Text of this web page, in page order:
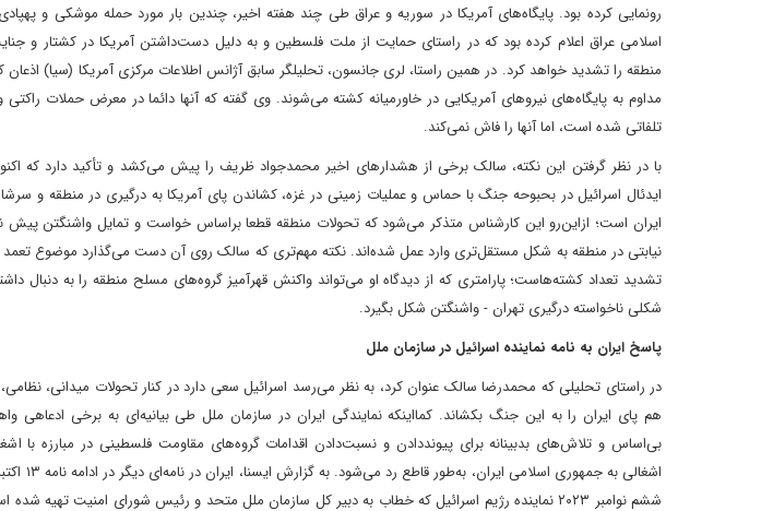
رونمایی کرده بود. پایگاه‌های آمریکا در سوریه و عراق طی چند هفته اخیر، چندین بار مورد حمله موشکی و
اسلامی عراق اعلام کرده بود که در راستای حمایت از ملت فلسطین و به دلیل دست‌داشتن آمریکا در کشتار و
منطقه را تشدید خواهد کرد. در همین راستا، لری جانسون، تحلیلگر سابق آژانس اطلاعات مرکزی آمریکا (سیا)
مداوم به پایگاه‌های نیروهای آمریکایی در خاورمیانه کشته می‌شوند. وی گفته که آنها دائما در معرض حملات
تلفاتی شده‌ است، اما آنها را فاش نمی‌کند.
با در نظر گرفتن این نکته، سالک برخی از هشدارهای اخیر محمدجواد ظریف را پیش می‌کشد و تأکید دارد که
ایدئال اسرائیل در بحبوحه جنگ با حماس و عملیات زمینی در غزه، کشاندن پای آمریکا به درگیری در منطقه و
ایران است؛ ازاین‌رو این کارشناس متذکر می‌شود که تحولات منطقه قطعا براساس خواست و تمایل واشنگتن
نیابتی در منطقه به شکل مستقل‌تری وارد عمل شده‌اند. نکته مهم‌تری که سالک روی آن دست می‌گذارد موضوع تعمد
تشدید تعداد کشته‌هاست؛ پارامتری که از دیدگاه او می‌تواند واکنش قهرآمیز گروه‌های مسلح منطقه را به دنبال
شکلی ناخواسته درگیری تهران - واشنگتن شکل بگیرد.
پاسخ ایران به نامه نماینده اسرائیل در سازمان ملل
در راستای تحلیلی که محمدرضا سالک عنوان کرد، به نظر می‌رسد اسرائیل سعی دارد در کنار تحولات میدانی،
هم پای ایران را به این جنگ بکشاند. کمااینکه نمایندگی ایران در سازمان ملل طی بیانیه‌ای به برخی ادعاهی
بی‌اساس و تلاش‌های بدبینانه برای پیونددادن و نسبت‌دادن اقدامات گروه‌های مقاومت فلسطینی در مبارزه با
ششم نوامبر ۲۰۲۳ نماینده رژیم اسرائیل که خطاب به دبیر کل سازمان ملل متحد و رئیس شورای امنیت تهیه